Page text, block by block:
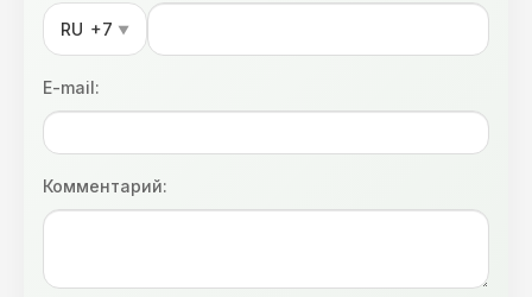
RU +7 ▼
E-mail:
Комментарий: